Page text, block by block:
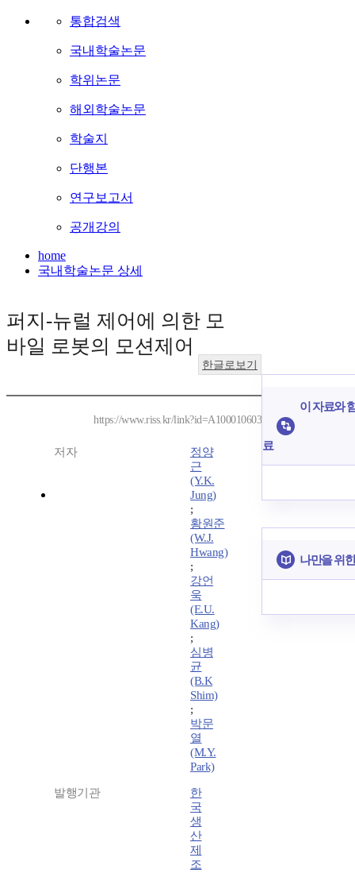
통합검색
국내학술논문
학위논문
해외학술논문
학술지
단행본
연구보고서
공개강의
home
국내학술논문 상세
퍼지-뉴럴 제어에 의한 모
바일 로봇의 모션제어
한글로보기
https://www.riss.kr/link?id=A100010603
저자
정양
근
(Y.K.
Jung)
;
황원준
(W.J.
Hwang)
;
강언
욱
(E.U.
Kang)
;
심병
균
(B.K
Shim)
;
박문
열
(M.Y.
Park)
발행기관
한
국
생
산
제
조
이 자료와
료
나만을 위